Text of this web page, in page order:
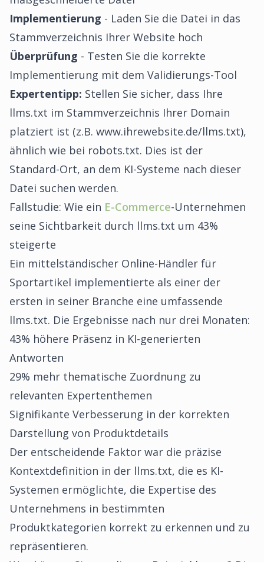
Implementierung - Laden Sie die Datei in das
Stammverzeichnis Ihrer Website hoch
Überprüfung - Testen Sie die korrekte
Implementierung mit dem Validierungs-Tool
Expertentipp: Stellen Sie sicher, dass Ihre
llms.txt im Stammverzeichnis Ihrer Domain
platziert ist (z.B. www.ihrewebsite.de/llms.txt),
ähnlich wie bei robots.txt. Dies ist der
Standard-Ort, an dem KI-Systeme nach dieser
Datei suchen werden.
Fallstudie: Wie ein E-Commerce-Unternehmen
seine Sichtbarkeit durch llms.txt um 43%
steigerte
Ein mittelständischer Online-Händler für
Sportartikel implementierte als einer der
ersten in seiner Branche eine umfassende
llms.txt. Die Ergebnisse nach nur drei Monaten:
43% höhere Präsenz in KI-generierten
Antworten
29% mehr thematische Zuordnung zu
relevanten Expertenthemen
Signifikante Verbesserung in der korrekten
Darstellung von Produktdetails
Der entscheidende Faktor war die präzise
Kontextdefinition in der llms.txt, die es KI-
Systemen ermöglichte, die Expertise des
Unternehmens in bestimmten
Produktkategorien korrekt zu erkennen und zu
repräsentieren.